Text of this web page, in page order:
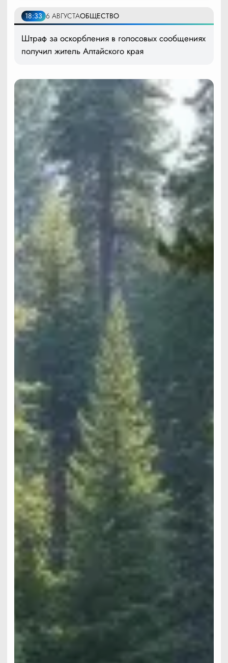
18:33 6 АВГУСТАОБЩЕСТВО
Штраф за оскорбления в голосовых сообщениях
получил житель Алтайского края